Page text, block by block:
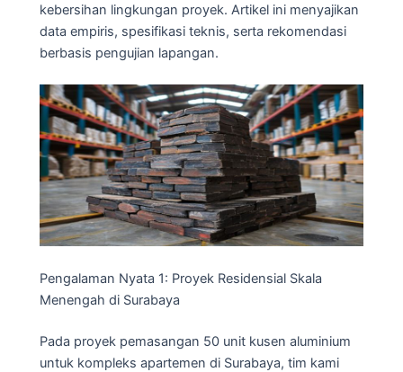
kebersihan lingkungan proyek. Artikel ini menyajikan
data empiris, spesifikasi teknis, serta rekomendasi
berbasis pengujian lapangan.
Pengalaman Nyata 1: Proyek Residensial Skala
Menengah di Surabaya
Pada proyek pemasangan 50 unit kusen aluminium
untuk kompleks apartemen di Surabaya, tim kami